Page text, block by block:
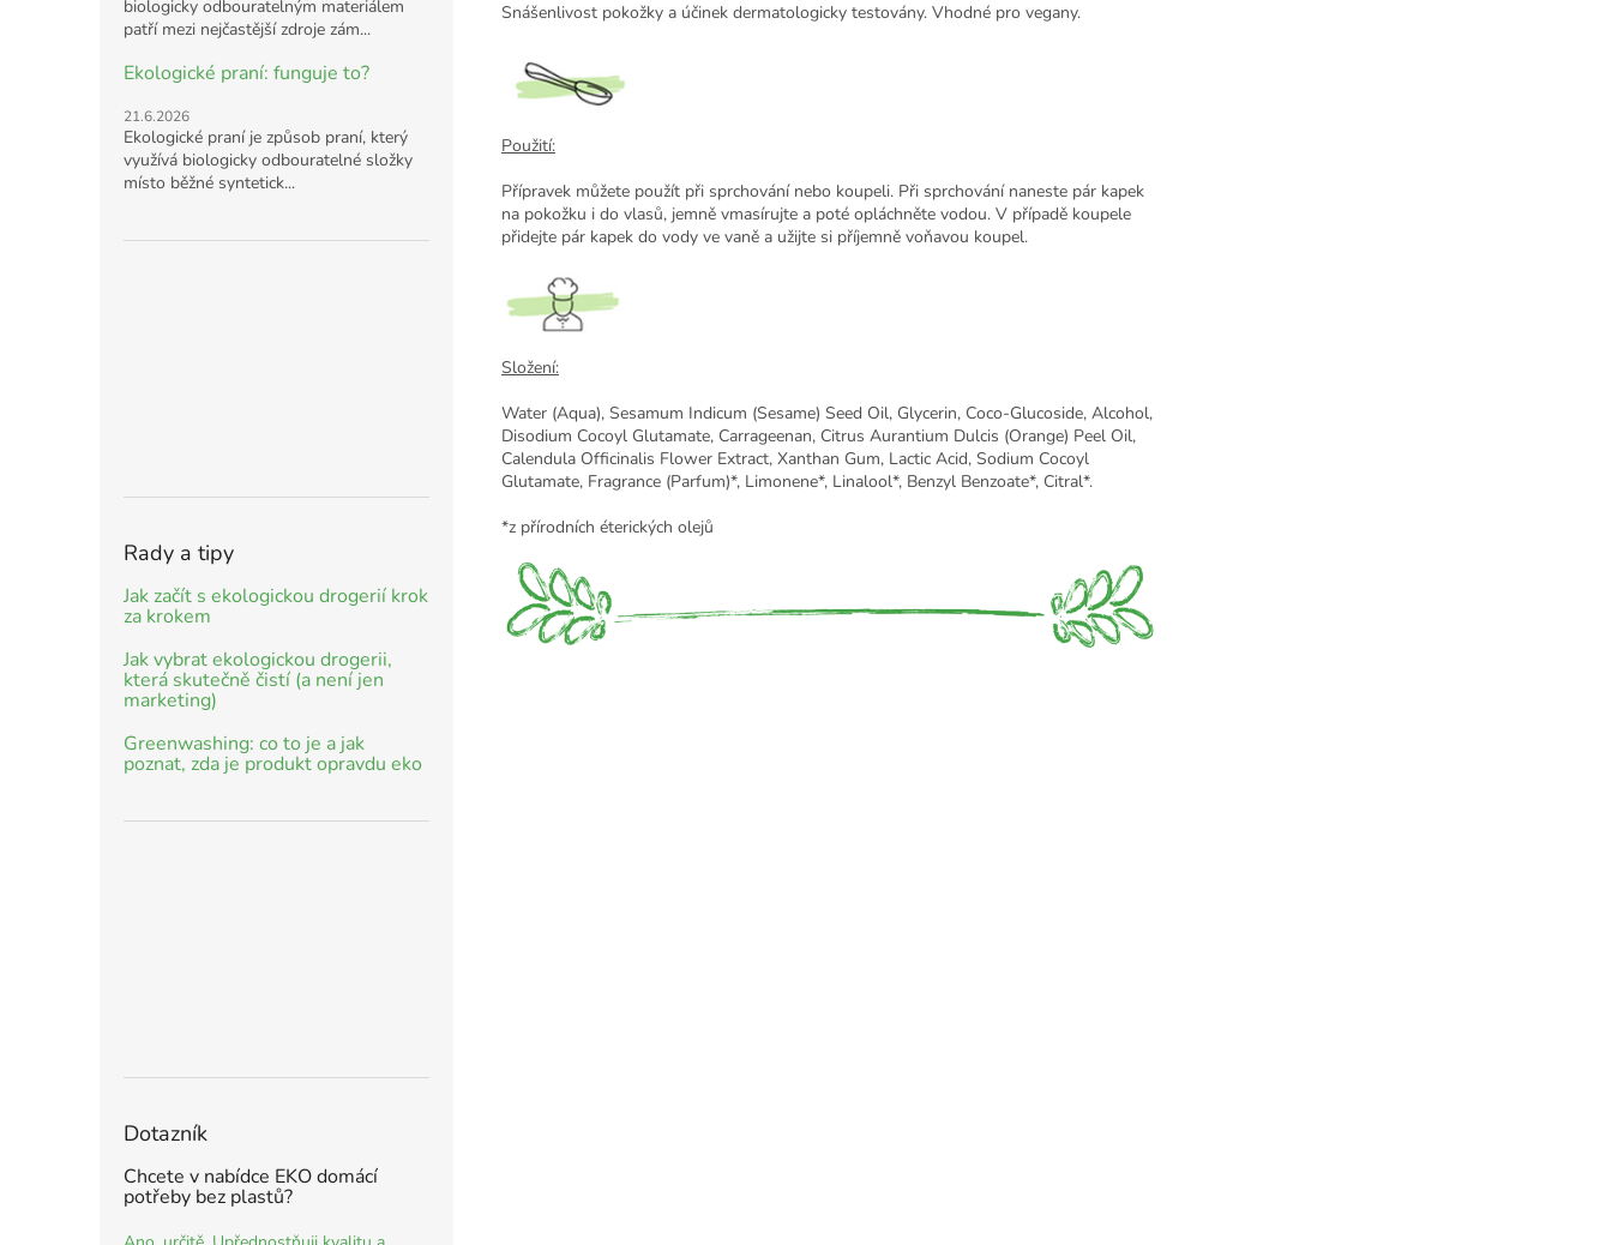
biologicky odbouratelným materiálem
patří mezi nejčastější zdroje zám...
Ekologické praní: funguje to?
21.6.2026
Ekologické praní je způsob praní, který
využívá biologicky odbouratelné složky
místo běžné syntetick...
Rady a tipy
Jak začít s ekologickou drogerií krok
za krokem
Jak vybrat ekologickou drogerii,
která skutečně čistí (a není jen
marketing)
Greenwashing: co to je a jak
poznat, zda je produkt opravdu eko
Dotazník
Chcete v nabídce EKO domácí
potřeby bez plastů?
Snášenlivost pokožky a účinek dermatologicky testovány. Vhodné pro vegany.
Použití:
Přípravek můžete použít při sprchování nebo koupeli. Při sprchování naneste pár kapek
na pokožku i do vlasů, jemně vmasírujte a poté opláchněte vodou. V případě koupele
přidejte pár kapek do vody ve vaně a užijte si příjemně voňavou koupel.
Složení:
Water (Aqua), Sesamum Indicum (Sesame) Seed Oil, Glycerin, Coco-Glucoside, Alcohol,
Disodium Cocoyl Glutamate, Carrageenan, Citrus Aurantium Dulcis (Orange) Peel Oil,
Calendula Officinalis Flower Extract, Xanthan Gum, Lactic Acid, Sodium Cocoyl
Glutamate, Fragrance (Parfum)*, Limonene*, Linalool*, Benzyl Benzoate*, Citral*.
*z přírodních éterických olejů